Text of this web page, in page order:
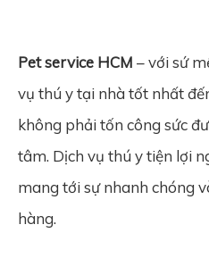
Pet service HCM – với sứ
vụ thú y tại nhà tốt nhất
không phải tốn công sức
tâm. Dịch vụ thú y tiện lợi
mang tới sự nhanh chóng
hàng.